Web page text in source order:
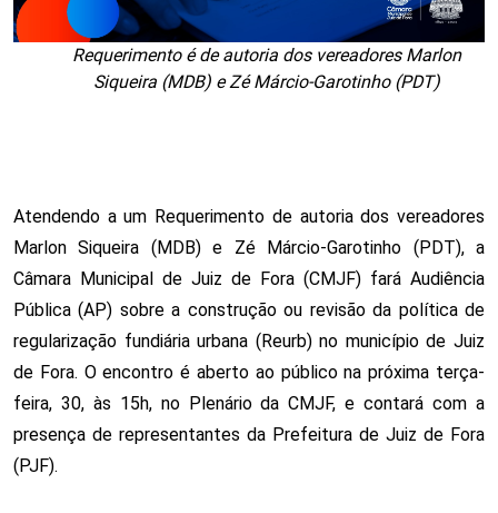
Requerimento é de autoria dos vereadores Marlon
Siqueira (MDB) e Zé Márcio-Garotinho (PDT)
Atendendo a um Requerimento de autoria dos vereadores
Marlon Siqueira (MDB) e Zé Márcio-Garotinho (PDT), a
Câmara Municipal de Juiz de Fora (CMJF) fará Audiência
Pública (AP) sobre a construção ou revisão da política de
regularização fundiária urbana (Reurb) no município de Juiz
de Fora. O encontro é aberto ao público na próxima terça-
feira, 30, às 15h, no Plenário da CMJF, e contará com a
presença de representantes da Prefeitura de Juiz de Fora
(PJF).